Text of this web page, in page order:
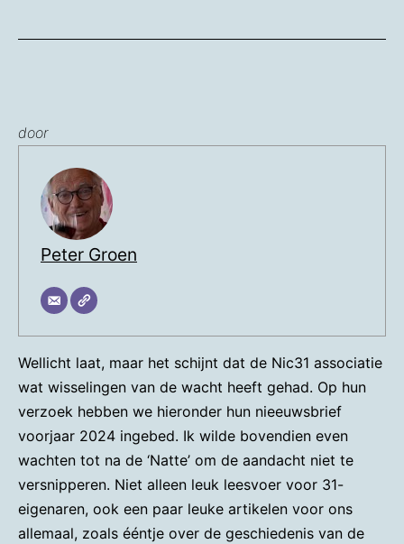
door
Peter Groen
Wellicht laat, maar het schijnt dat de Nic31 associatie
wat wisselingen van de wacht heeft gehad. Op hun
verzoek hebben we hieronder hun nieeuwsbrief
voorjaar 2024 ingebed. Ik wilde bovendien even
wachten tot na de ‘Natte’ om de aandacht niet te
versnipperen. Niet alleen leuk leesvoer voor 31-
eigenaren, ook een paar leuke artikelen voor ons
allemaal, zoals ééntje over de geschiedenis van de